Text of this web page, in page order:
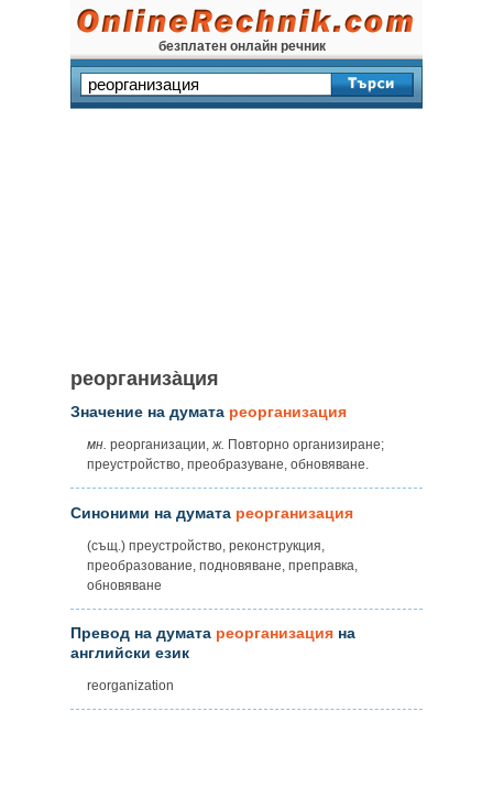
безплатен онлайн речник
реорганиза̀ция
Значение на думата реорганизация
мн. реорганизации,ж. Повторно организиране;
преустройство, преобразуване, обновяване.
Синоними на думата реорганизация
(същ.) преустройство, реконструкция,
преобразование, подновяване, преправка,
обновяване
Превод на думата реорганизация на
английски език
reorganization